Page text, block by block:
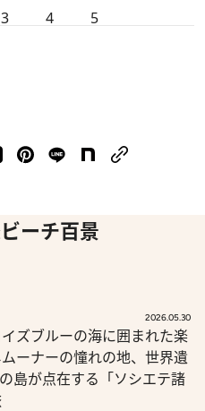
3 4 5
ーチ百景
2026.05.30
イズブルーの海に囲まれた楽
ーナーの憧れの地、世界遺
島が点在する「ソシエテ諸